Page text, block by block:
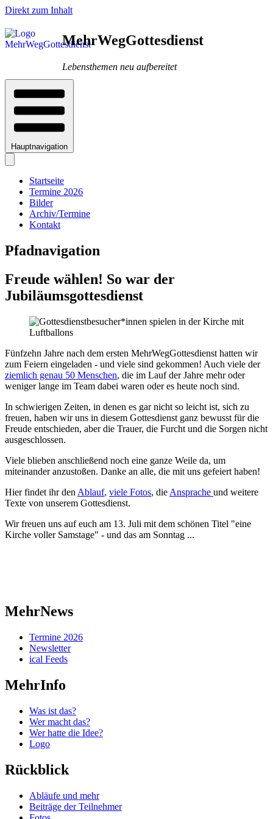
Direkt zum Inhalt
MehrWegGottesdienst
Lebensthemen neu aufbereitet
Hauptnavigation
Startseite
Termine 2026
Bilder
Archiv/Termine
Kontakt
Pfadnavigation
Freude wählen! So war der
Jubiläumsgottesdienst
Fünfzehn Jahre nach dem ersten MehrWegGottesdienst hatten wir
zum Feiern eingeladen - und viele sind gekommen! Auch viele der
ziemlich genau 50 Menschen, die im Lauf der Jahre mehr oder
weniger lange im Team dabei waren oder es heute noch sind.
In schwierigen Zeiten, in denen es gar nicht so leicht ist, sich zu
freuen, haben wir uns in diesem Gottesdienst ganz bewusst für die
Freude entschieden, aber die Trauer, die Furcht und die Sorgen nicht
ausgeschlossen.
Viele blieben anschließend noch eine ganze Weile da, um
miteinander anzustoßen. Danke an alle, die mit uns gefeiert haben!
Hier findet ihr den Ablauf, viele Fotos, die Ansprache und weitere
Texte von unserem Gottesdienst.
Wir freuen uns auf euch am 13. Juli mit dem schönen Titel "eine
Kirche voller Samstage" - und das am Sonntag ...
MehrNews
Termine 2026
Newsletter
ical Feeds
MehrInfo
Was ist das?
Wer macht das?
Wer hatte die Idee?
Logo
Rückblick
Abläufe und mehr
Beiträge der Teilnehmer